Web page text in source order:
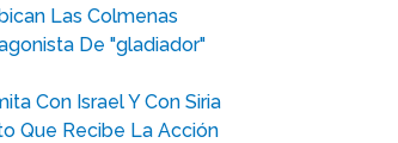
Las Colmenas
De "gladiador"
Con Israel Y Con Siria
Que Recibe La Acción